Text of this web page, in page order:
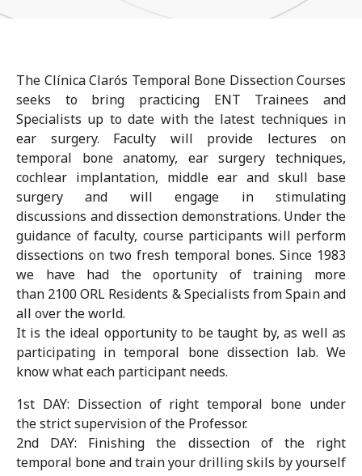
The Clínica Clarós Temporal Bone Dissection Courses
seeks to bring practicing ENT Trainees and
Specialists up to date with the latest techniques in
ear surgery. Faculty will provide lectures on
temporal bone anatomy, ear surgery techniques,
cochlear implantation, middle ear and skull base
surgery and will engage in stimulating
discussions and dissection demonstrations. Under the
guidance of faculty, course participants will perform
dissections on two fresh temporal bones. Since 1983
we have had the oportunity of training more
than 2100 ORL Residents & Specialists from Spain and
all over the world.
It is the ideal opportunity to be taught by, as well as
participating in temporal bone dissection lab. We
know what each participant needs.
1st DAY: Dissection of right temporal bone under
the strict supervision of the Professor.
2nd DAY: Finishing the dissection of the right
temporal bone and train your drilling skils by yourself